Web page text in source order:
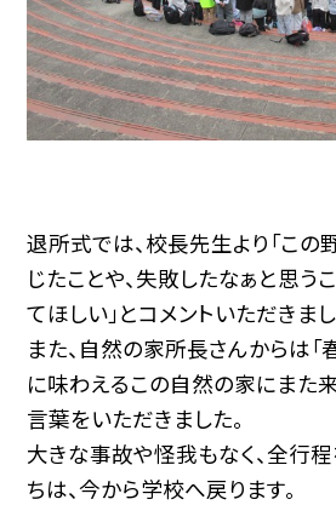
退所式では、校長先生より「こ
じたことや、失敗したなぁと思う
てほしい」とコメントいただきまし
また、自然の家所長さんからは
に味わえるこの自然の家にまた
言葉をいただきました。
大きな事故や怪我もなく、全行
ちは、今から学校へ戻ります。